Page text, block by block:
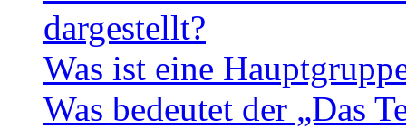
dargestellt?
Was ist eine
Was bedeutet der „Das